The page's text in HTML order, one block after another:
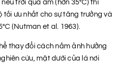
trời quá ấm (hơn 35°C) thì
ưu nhất cho sự tăng trưởng và
(Nutman et al. 1963).
thay đổi cách nấm ảnh hưởng
cứu, mặt dưới của lá nơi